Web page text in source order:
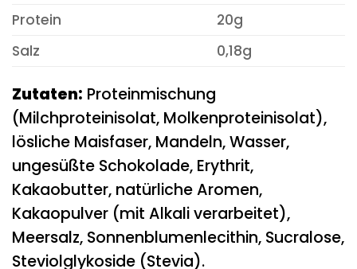
Protein
20g
Salz
0,18g
Zutaten: Proteinmischung
(Milchproteinisolat, Molkenproteinisolat),
lösliche Maisfaser, Mandeln, Wasser,
ungesüßte Schokolade, Erythrit,
Kakaobutter, natürliche Aromen,
Kakaopulver (mit Alkali verarbeitet),
Meersalz, Sonnenblumenlecithin, Sucralose,
Steviolglykoside (Stevia).